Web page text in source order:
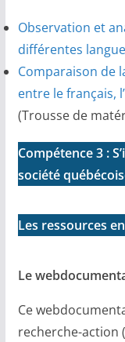
Observation et
différentes
Comparaison de
entre le français,
(Trousse de
Compétence 3 :
société
Les ressources
Le
Ce
recherche-action